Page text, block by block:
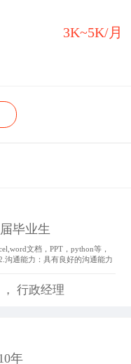
3K~5K/月
毕业生
文档，PPT，python等，
沟通能力：具有良好的沟通能力
行政经理
年